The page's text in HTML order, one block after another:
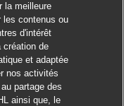
la recherche ci-
emploi.
qui me
me désinscrire en
emploi. Par
en bas du
la meilleure
les contenus ou
d'intérêt
création de
et adaptée
nos activités
partage des
ainsi que, le
Fermer la